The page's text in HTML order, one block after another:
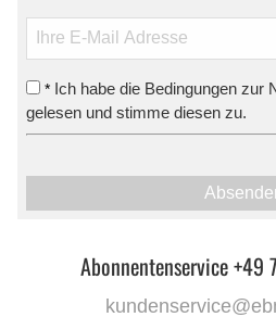
* Ich habe die Bedingungen zur
gelesen und stimme diesen zu.
Abonnentenservice